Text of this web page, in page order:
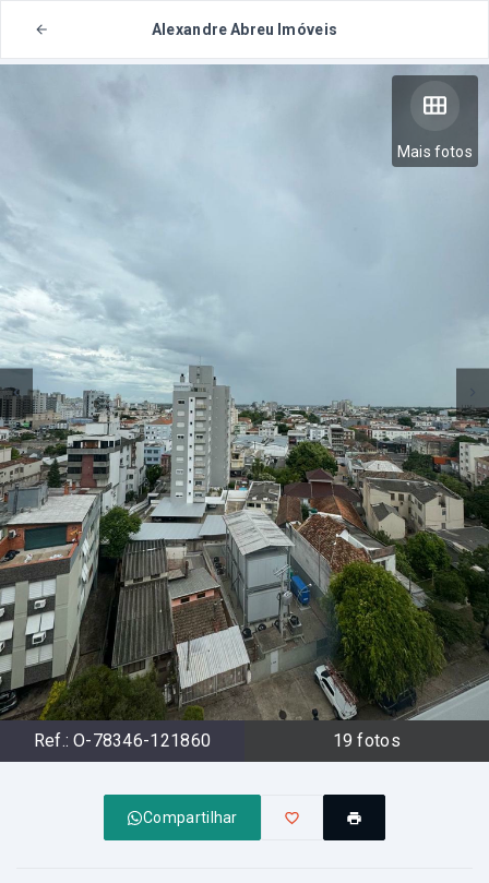
Alexandre Abreu Imóveis
Mais fotos
Ref.: O-78346-121860 19 fotos
Compartilhar